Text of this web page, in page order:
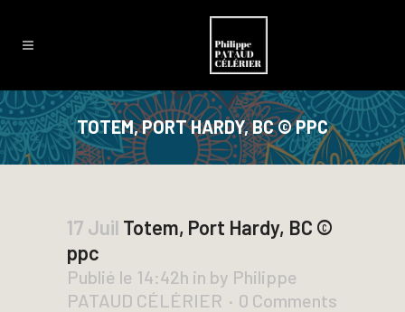
TOTEM, PORT HARDY, BC © PPC
17 Juil Totem, Port Hardy, BC ©
ppc
Publié le 14:42h in by Philippe
PATAUD CÉLÉRIER
0 Comments